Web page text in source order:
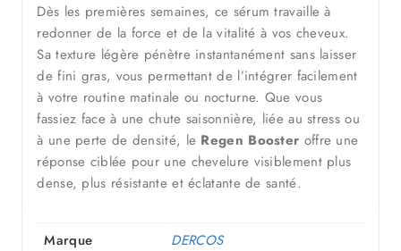
Dès les premières semaines, ce sérum travaille à
redonner de la force et de la vitalité à vos cheveux.
Sa texture légère pénètre instantanément sans laisser
de fini gras, vous permettant de l’intégrer facilement
à votre routine matinale ou nocturne. Que vous
fassiez face à une chute saisonnière, liée au stress ou
à une perte de densité, le Regen Booster offre une
réponse ciblée pour une chevelure visiblement plus
dense, plus résistante et éclatante de santé.
Marque
DERCOS